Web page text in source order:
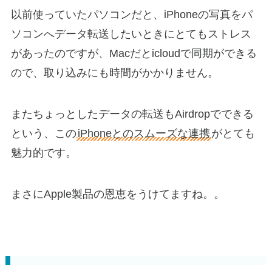
以前使っていたパソコンだと、iPhoneの写真をパ
ソコンへデータ転送したいときにとてもストレス
があったのですが、Macだとicloudで同期ができる
ので、取り込みにも時間がかかりません。
またちょっとしたデータの転送もAirdropでできる
という、このiPhoneとのスムーズな連携がとても
魅力的です。
まさにApple製品の恩恵をうけてますね。。